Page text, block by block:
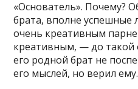
«Основатель». Почему?
брата, вполне успешные
очень креативным
креативным, — до такой
его родной брат не
его мыслей, но верил